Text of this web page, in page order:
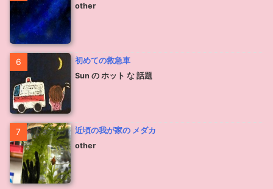
other
6
初めての救急車
Sun の ホット な 話題
7
近頃の我が家の メダカ
other